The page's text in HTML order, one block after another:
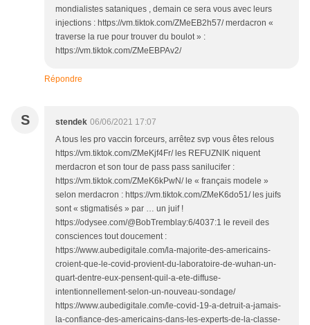
mondialistes sataniques , demain ce sera vous avec leurs
injections : https://vm.tiktok.com/ZMeEB2h57/ merdacron «
traverse la rue pour trouver du boulot » :
https://vm.tiktok.com/ZMeEBPAv2/
Répondre
S stendek 06/06/2021 17:07
A tous les pro vaccin forceurs, arrêtez svp vous êtes relous
https://vm.tiktok.com/ZMeKjf4Fr/ les REFUZNIK niquent
merdacron et son tour de pass pass sanilucifer :
https://vm.tiktok.com/ZMeK6kPwN/ le « français modele »
selon merdacron : https://vm.tiktok.com/ZMeK6do51/ les juifs
sont « stigmatisés » par … un juif !
https://odysee.com/@BobTremblay:6/4037:1 le reveil des
consciences tout doucement :
https://www.aubedigitale.com/la-majorite-des-americains-
croient-que-le-covid-provient-du-laboratoire-de-wuhan-un-
quart-dentre-eux-pensent-quil-a-ete-diffuse-
intentionnellement-selon-un-nouveau-sondage/
https://www.aubedigitale.com/le-covid-19-a-detruit-a-jamais-
la-confiance-des-americains-dans-les-experts-de-la-classe-